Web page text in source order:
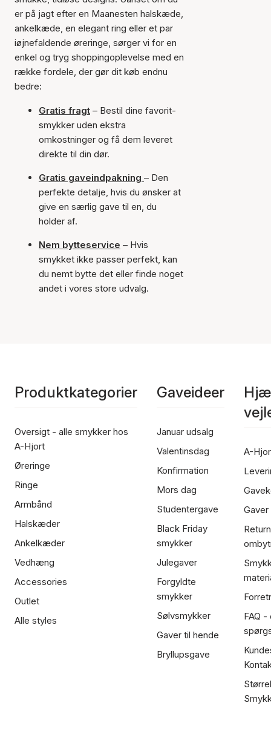
er på jagt efter en Maanesten halskæde,
ankelkæde, en elegant ring eller et par
iøjnefaldende øreringe, sørger vi for en
enkel og tryg shoppingoplevelse med en
række fordele, der gør dit køb endnu
bedre:
Gratis fragt – Bestil dine favorit-
smykker uden ekstra
omkostninger og få dem leveret
direkte til din dør.
Gratis gaveindpakning – Den
perfekte detalje, hvis du ønsker at
give en særlig gave til en, du
holder af.
Nem bytteservice – Hvis
smykket ikke passer perfekt, kan
du nemt bytte det eller finde noget
andet i vores store udvalg.
Produktkategorier
Oversigt - alle smykker hos
A-Hjort
Øreringe
Ringe
Armbånd
Halskæder
Ankelkæder
Vedhæng
Accessories
Outlet
Alle styles
Gaveideer
Januar udsalg
Valentinsdag
Konfirmation
Mors dag
Studentergave
Black Friday
smykker
Julegaver
Forgyldte
smykker
Sølvsmykker
Gaver til hende
Bryllupsgave
A-
FAQ